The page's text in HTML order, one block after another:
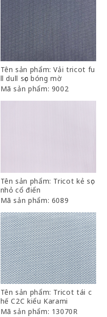
Tên sản phẩm: Vải tricot fu
ll dull sọc bóng mờ
Mã sản phẩm: 9002
Tên sản phẩm: Tricot kẻ sọc
nhỏ cổ điển
Mã sản phẩm: 6089
Tên sản phẩm: Tricot tái c
hế C2C kiểu Karami
Mã sản phẩm: 13070R